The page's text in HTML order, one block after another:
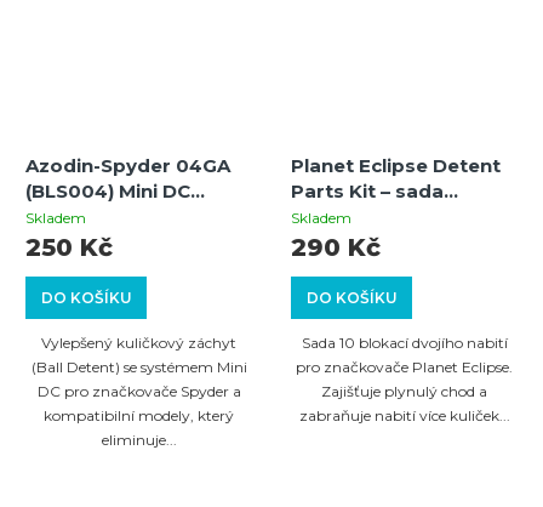
Azodin-Spyder 04GA
(BLS004) Mini DC
w/Ball Bearing &
Spring – Černý
Skladem
DO KOŠÍKU
250 Kč
Vylepšený kuličkový záchyt
(Ball Detent) se systémem Mini
DC pro značkovače Spyder a
kompatibilní modely, který
eliminuje...
Planet Eclipse Detent
Parts Kit – sada
blokací dvojího nabití
(10 ks)
Skladem
DO KOŠÍKU
290 Kč
Sada 10 blokací dvojího nabití
pro značkovače Planet Eclipse.
Zajišťuje plynulý chod a
zabraňuje nabití více kuliček...